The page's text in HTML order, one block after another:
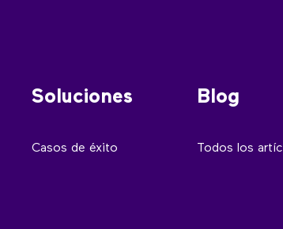
Soluciones
Casos de éxito
Blog
Todos los